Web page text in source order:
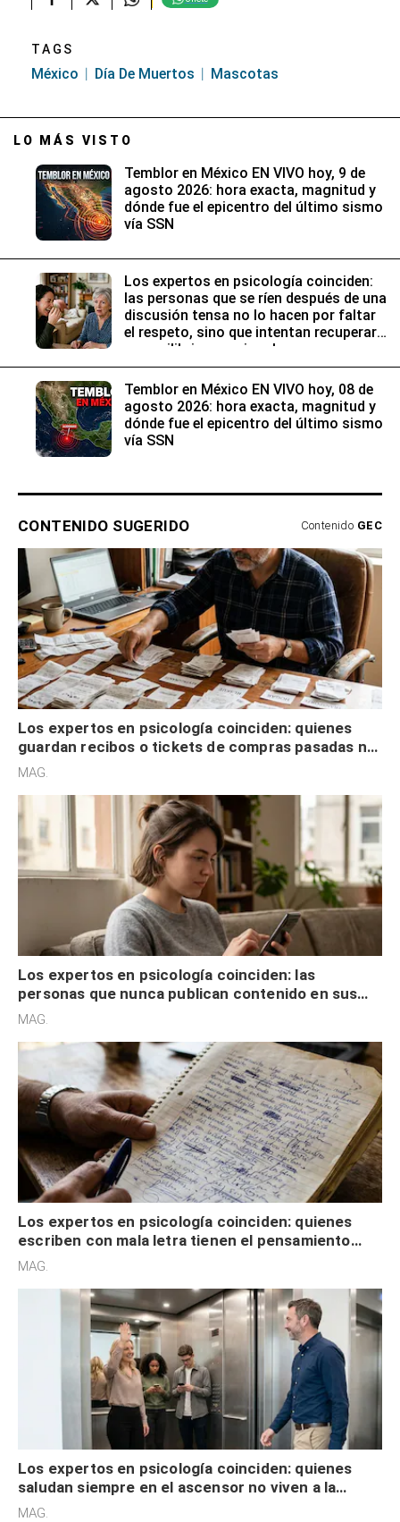
TAGS
México Día De Muertos Mascotas
LO MÁS VISTO
Temblor en México EN VIVO hoy, 9 de
agosto 2026: hora exacta, magnitud y
dónde fue el epicentro del último sismo
vía SSN
Los expertos en psicología coinciden:
las personas que se ríen después de una
discusión tensa no lo hacen por faltar
el respeto, sino que intentan recuperar
su equilibrio emocional
Temblor en México EN VIVO hoy, 08 de
agosto 2026: hora exacta, magnitud y
dónde fue el epicentro del último sismo
vía SSN
CONTENIDO SUGERIDO Contenido GEC
Los expertos en psicología coinciden: quienes
guardan recibos o tickets de compras pasadas no
son acumuladores, sino que tienen necesidad de
MAG.
Los expertos en psicología coinciden: las
personas que nunca publican contenido en sus
redes sociales no pretenden buscar validación
MAG.
Los expertos en psicología coinciden: quienes
escriben con mala letra tienen el pensamiento
acelerado y no lo hacen por desinterés
MAG.
Los expertos en psicología coinciden: quienes
saludan siempre en el ascensor no viven a la
defensiva y tienen apertura social
MAG.